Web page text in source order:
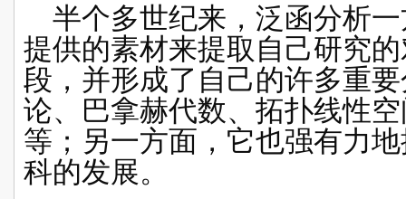
半个多世纪来，泛函分析
提供的素材来提取自己研究
段，并形成了自己的许多重
论、 巴拿赫代数、拓扑线性
等；另一方面，它也强有力
科的发展。